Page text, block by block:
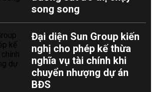
song song
Đại diện Sun Group kiến
nghị cho phép kế thừa
nghĩa vụ tài chính khi
chuyển nhượng dự án
BĐS